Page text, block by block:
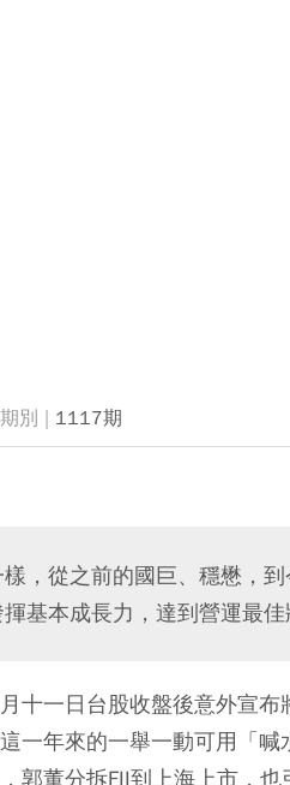
1117期
，從之前的國巨、穩懋，
基本成長力，達到營運最佳
十一日台股收盤後意外宣
一年來的一舉一動可用「喊
郭董分拆FII到上海上市，